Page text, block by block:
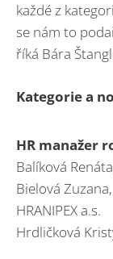
každé z
se nám to
říká Bára
Kategorie a
HR manažer
Balíková
Bielová
HRANIPEX a.s.
Hrdličková